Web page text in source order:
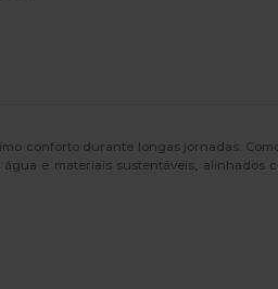
conforto durante longas jornadas.
e materiais sustentáveis, alinhados